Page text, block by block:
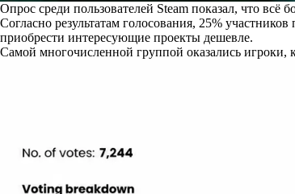
Опрос среди пользователей Steam показал, что
Согласно результатам голосования, 25%
приобрести интересующие проекты дешевле.
Самой многочисленной группой оказались